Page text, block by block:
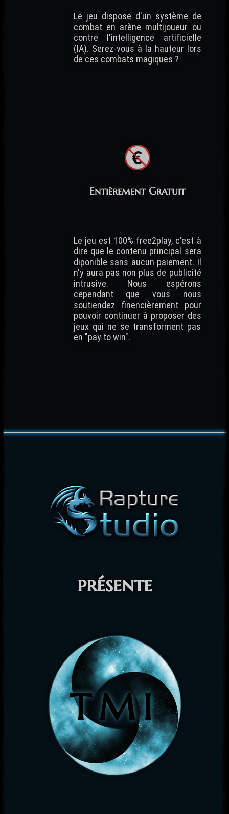
Le jeu dispose d'un système de
combat en arène multijoueur ou
contre l'intelligence artificielle
(IA). Serez-vous à la hauteur lors
de ces combats magiques ?
Entièrement Gratuit
Le jeu est 100% free2play, c'est à
dire que le contenu principal sera
diponible sans aucun paiement. Il
n'y aura pas non plus de publicité
intrusive. Nous espérons
cependant que vous nous
soutiendez finencièrement pour
pouvoir continuer à proposer des
jeux qui ne se transforment pas
en "pay to win".
présente
TMI